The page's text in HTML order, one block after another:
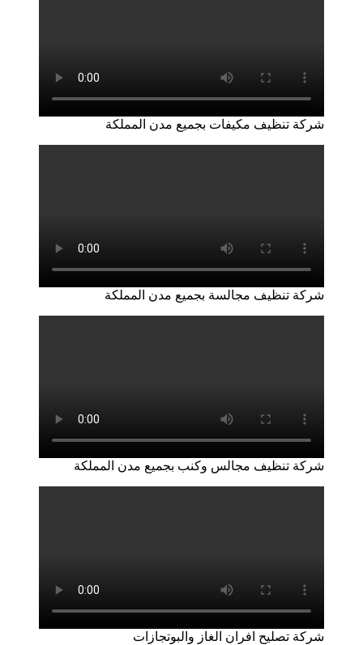
شركة تنظيف مكيفات بجميع مدن المملكة
شركة تنظيف مجالسة بجميع مدن المملكة
شركة تنظيف مجالس وكنب بجميع مدن المملكة
شركة تصليح افران الغاز والبوتجازات